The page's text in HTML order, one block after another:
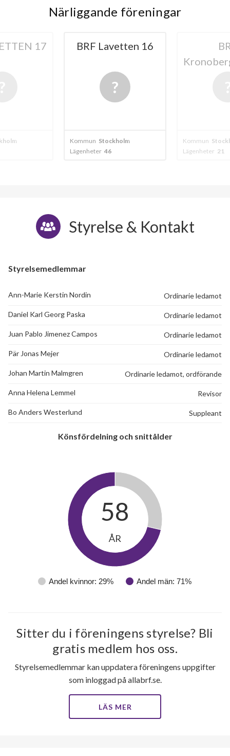
Närliggande föreningar
17 BRF Lavetten 16
Kommun Stockholm
Lägenheter 46
Kommun
Lägenheter 21
Styrelse & Kontakt
Styrelsemedlemmar
Ann-Marie Kerstin Nordin Ordinarie ledamot
Daniel Karl Georg Paska Ordinarie ledamot
Juan Pablo Jimenez Campos Ordinarie ledamot
Pär Jonas Mejer Ordinarie ledamot
Johan Martin Malmgren Ordinarie ledamot, ordförande
Anna Helena Lemmel Revisor
Bo Anders Westerlund Suppleant
Könsfördelning och snittålder
Andel kvinnor: 29% Andel män: 71%
58
ÅR
Sitter du i föreningens styrelse? Bli
gratis medlem hos oss.
Styrelsemedlemmar kan uppdatera föreningens uppgifter
som inloggad på allabrf.se.
LÄS MER